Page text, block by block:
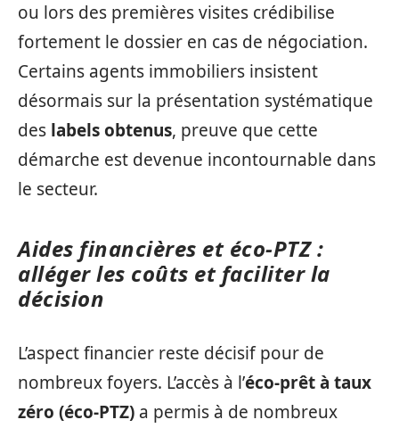
ou lors des premières visites crédibilise
fortement le dossier en cas de négociation.
Certains agents immobiliers insistent
désormais sur la présentation systématique
des labels obtenus, preuve que cette
démarche est devenue incontournable dans
le secteur.
Aides financières et éco-PTZ :
alléger les coûts et faciliter la
décision
L’aspect financier reste décisif pour de
nombreux foyers. L’accès à l’éco-prêt à taux
zéro (éco-PTZ) a permis à de nombreux